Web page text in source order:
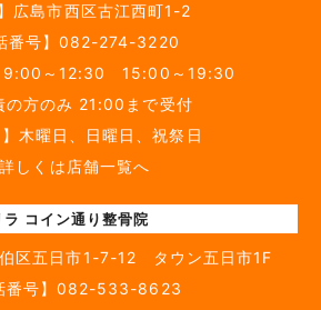
広島市西区古江西町1-2
番号】 082-274-3220
9:00～12:30 15:00～19:30
の方のみ 21:00まで受付
】木曜日、日曜日、祝祭日
しくは店舗一覧へ
ラ コイン通り整骨院
区五日市1-7-12 タウン五日市1F
番号】 082-533-8623